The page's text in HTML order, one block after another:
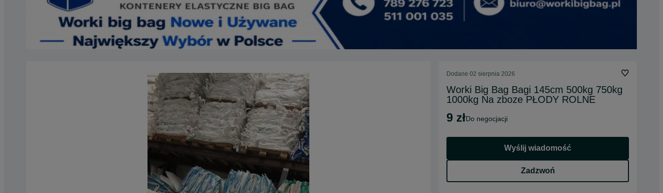
Dodane 02 sierpnia 2026
Worki Big Bag Bagi 145cm 500kg 750kg
1000kg Na zboze PŁODY ROLNE
9 zł do negocjacji
Wyślij wiadomość
Zadzwoń